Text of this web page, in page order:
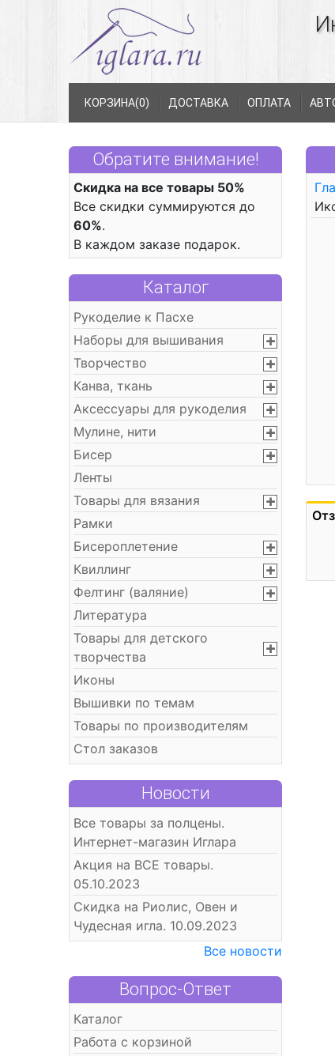
КОРЗИНА(0) ДОСТАВКА ОПЛАТА
Обратите внимание!
Скидка на все товары 50%
Все скидки суммируются до
60%.
В каждом заказе подарок.
Каталог
Рукоделие к Пасхе
Наборы для вышивания
Творчество
Канва, ткань
Аксессуары для рукоделия
Мулине, нити
Бисер
Ленты
Товары для вязания
Рамки
Бисероплетение
Квиллинг
Фелтинг (валяние)
Литература
Товары для детского
творчества
Иконы
Вышивки по темам
Товары по производителям
Стол заказов
Новости
Все товары за полцены.
Интернет-магазин Иглара
Акция на ВСЕ товары.
05.10.2023
Скидка на Риолис, Овен и
Чудесная игла. 10.09.2023
Все новости
Вопрос-Ответ
Каталог
Работа с корзиной